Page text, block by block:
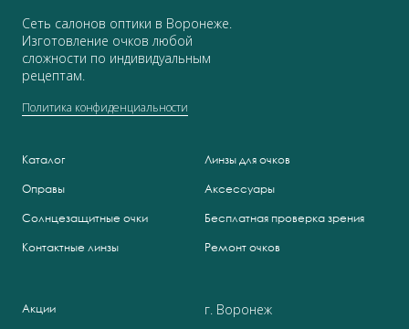
Сеть салонов оптики в Воронеже.
Изготовление очков любой
сложности по индивидуальным
рецептам.
Политика конфиденциальности
Каталог
Оправы
Солнцезащитные очки
Контактные линзы
Линзы для очков
Аксессуары
Бесплатная проверка зрения
Ремонт очков
Акции г. Воронеж